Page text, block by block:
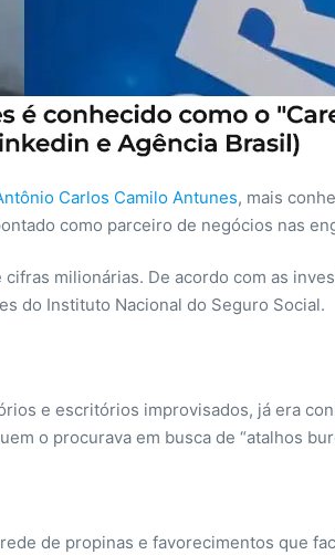
Carlos Camilo Antunes, mais
como parceiro de negócios nas
milionárias. De acordo com as
do Instituto Nacional do Seguro Social.
e escritórios improvisados, já era
o procurava em busca de “atalhos
de propinas e favorecimentos que